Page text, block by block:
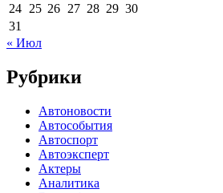
24 25 26 27 28 29 30
31
« Июл
Рубрики
Автоновости
Автособытия
Автоспорт
Автоэксперт
Актеры
Аналитика